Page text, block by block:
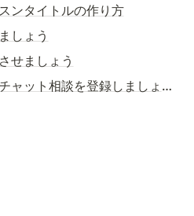
ンタイトルの作り方
しょう
せましょう
リモートレッスン・チャット相談を登録しましょう